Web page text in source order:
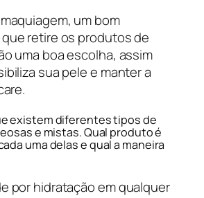
um bom
retire os produtos de
uma boa escolha, assim
sua pele e manter a
existem diferentes tipos de
e mistas. Qual produto é
uma delas e qual a maneira
por hidratação em qualquer